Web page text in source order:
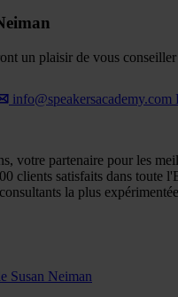
un plaisir de vous
info@speakersacademy.com
votre partenaire pour les
clients satisfaits dans toute
la plus expérimentée
Susan Neiman